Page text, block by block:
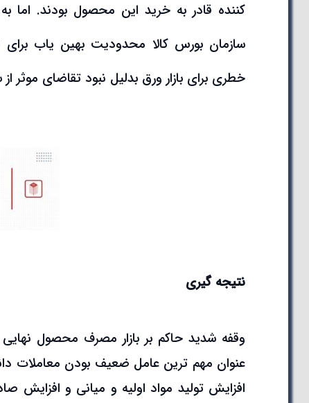
کننده قادر به خرید این محصول بودند. اما
سازمان بورس کالا محدودیت بهین یاب
خطری برای بازار ورق بدلیل نبود تقاضای موثر
نتیجه گیری
وقفه شدید حاکم بر بازار مصرف محصول
عنوان مهم ترین عامل ضعیف بودن معاملات
افزایش تولید مواد اولیه و میانی و افزایش